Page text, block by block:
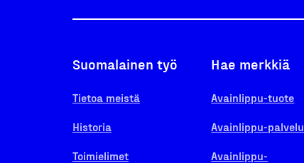
Suomalainen työ
Tietoa meistä
Historia
Toimielimet
Hae merkkiä
Avainlippu-tuote
Avainlippu-palvelu
Avainlippu-